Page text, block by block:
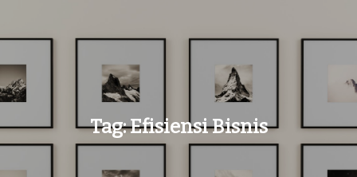
Tag:Efisiensi Bisnis